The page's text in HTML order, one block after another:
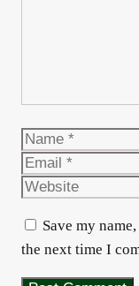
Name
Save my
the next time I